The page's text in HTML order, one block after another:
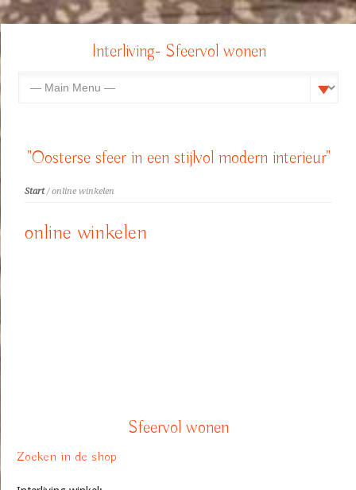
Interliving- Sfeervol wonen
"Oosterse sfeer in een stijlvol modern interieur"
Start/ online winkelen
online winkelen
Sfeervol wonen
Zoeken in de shop